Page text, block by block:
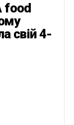
food
свій 4-